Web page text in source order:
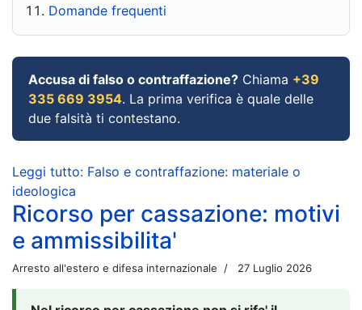
Domande frequenti
Accusa di falso o contraffazione? Chiama +39
335 669 3954. La prima verifica è quale delle
due falsità ti contestano.
Leggi tutto: Falso e contraffazione: materiale o
ideologica
Ricorso per cassazione: motivi
e ammissibilita'
Arresto all'estero e difesa internazionale 27 Luglio 2026